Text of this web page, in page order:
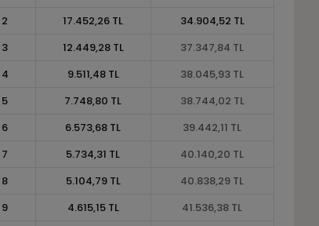
2
17.452,26 TL
34.904,52 TL
3
12.449,28 TL
37.347,84 TL
4
9.511,48 TL
38.045,93 TL
5
7.748,80 TL
38.744,02 TL
6
6.573,68 TL
39.442,11 TL
7
5.734,31 TL
40.140,20 TL
8
5.104,79 TL
40.838,29 TL
9
4.615,15 TL
41.536,38 TL